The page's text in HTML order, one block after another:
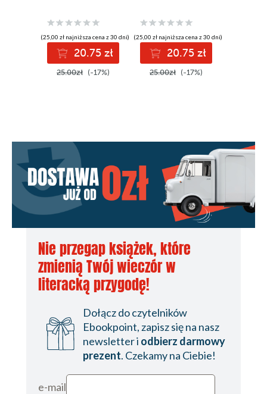
(25,00 zł najniższa cena z 30 dni)
20.75 zł
25.00zł (-17%)
(25,00 zł najniższa cena z 30 dni)
20.75 zł
25.00zł (-17%)
Nie przegap książek, które
zmienią Twój wieczór w
literacką przygodę!
Dołącz do czytelników
Ebookpoint, zapisz się na nasz
newsletter i odbierz darmowy
prezent. Czekamy na Ciebie!
e-mail